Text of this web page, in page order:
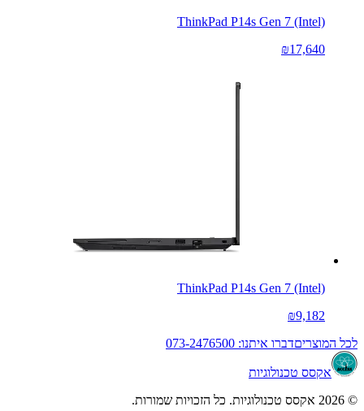
ThinkPad P14s Gen 7 (Intel)
₪17,640
ThinkPad P14s Gen 7 (Intel)
₪9,182
לכל המוצריםדברו איתנו: 073-2476500
אקסס טכנולוגיות
© 2026 אקסס טכנולוגיות. כל הזכויות שמורות.